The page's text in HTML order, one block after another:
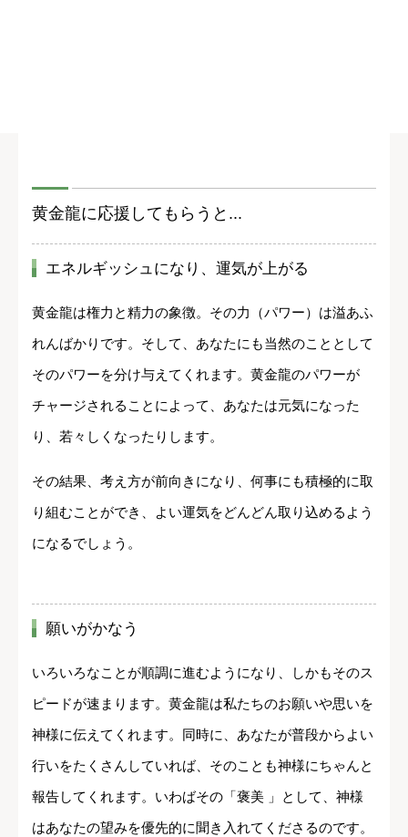
黄金龍に応援してもらうと...
エネルギッシュになり、運気が上がる
黄金龍は権力と精力の象徴。その力（パワー）は溢あふ
れんばかりです。そして、あなたにも当然のこととして
そのパワーを分け与えてくれます。黄金龍のパワーが
チャージされることによって、あなたは元気になった
り、若々しくなったりします。
その結果、考え方が前向きになり、何事にも積極的に取
り組むことができ、よい運気をどんどん取り込めるよう
になるでしょう。
願いがかなう
いろいろなことが順調に進むようになり、しかもそのス
ピードが速まります。黄金龍は私たちのお願いや思いを
神様に伝えてくれます。同時に、あなたが普段からよい
行いをたくさんしていれば、そのことも神様にちゃんと
報告してくれます。いわばその「褒美 」として、神様
はあなたの望みを優先的に聞き入れてくださるのです。